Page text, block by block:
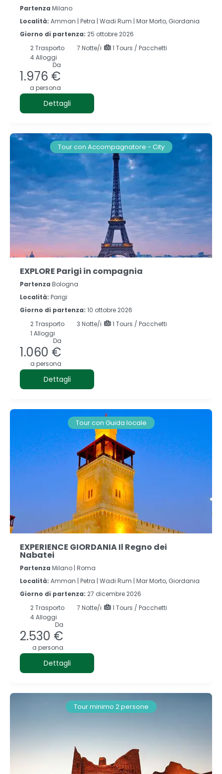
Partenza Milano
Località: Amman | Petra | Wadi Rum | Mar Morto, Giordania
Giorno di partenza: 25 ottobre 2026
2Trasporto 7 Notte/i
1 Tours / Pacchetti
4 Alloggi
Da
1.976 €
a persona
Dettagli
Tour con Accompagnatore - City
EXPLORE Parigi in compagnia
Partenza Bologna
Località: Parigi
Giorno di partenza: 10 ottobre 2026
2Trasporto 3 Notte/i
1 Tours / Pacchetti
1 Alloggi
Da
1.060 €
a persona
Dettagli
Tour con Guida locale
EXPERIENCE GIORDANIA Il Regno dei
Nabatei
Partenza Milano | Roma
Località: Amman | Petra | Wadi Rum | Mar Morto, Giordania
Giorno di partenza: 27 dicembre 2026
2Trasporto 7 Notte/i
1 Tours / Pacchetti
4 Alloggi
Da
2.530 €
a persona
Dettagli
Tour minimo 2 persone